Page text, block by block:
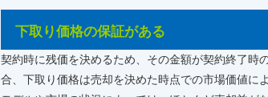
下取り価格の保証がある
契約時に残価を決めるため、その金額が契約終了時
合、下取り価格は売却を決めた時点での市場価値に